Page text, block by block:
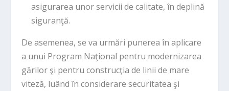
asigurarea unor servicii de calitate, în deplină
siguranţă.
De asemenea, se va urmări punerea în aplicare
a unui Program Naţional pentru modernizarea
gărilor şi pentru construcţia de linii de mare
viteză, luând în considerare securitatea şi